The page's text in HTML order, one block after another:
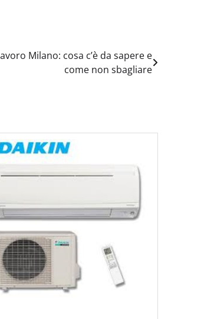
Milano: cosa c’è da sapere e
come non sbagliare